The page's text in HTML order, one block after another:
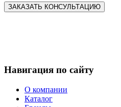
Навигация по сайту
О компании
Каталог